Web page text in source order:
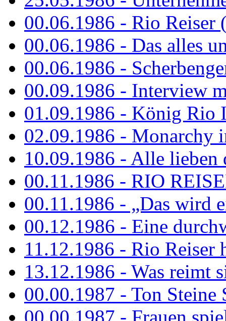
00.06.1986 - Rio Reiser
00.06.1986 - Das alles
00.06.1986 -
00.09.1986 - Interview
01.09.1986 - König Rio
02.09.1986 - Monarchy
10.09.1986 - Alle lieben
00.11.1986 - RIO
00.11.1986 - „Das wird
00.12.1986 - Eine
11.12.1986 - Rio Reiser
13.12.1986 - Was reimt
00.00.1987 - Ton Steine
00.00.1987 - Frauen